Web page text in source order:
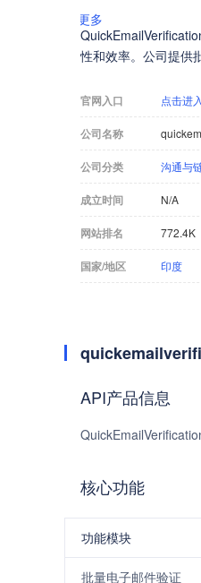
更多
性和效率。公司提供
官网入口 点击进入
公司名称
公司分类 沟通与
成立时间 N/A
网站排名 772.4K
国家/地区 印度
API产品信息
核心功能
功能模块
批量电子邮件验证